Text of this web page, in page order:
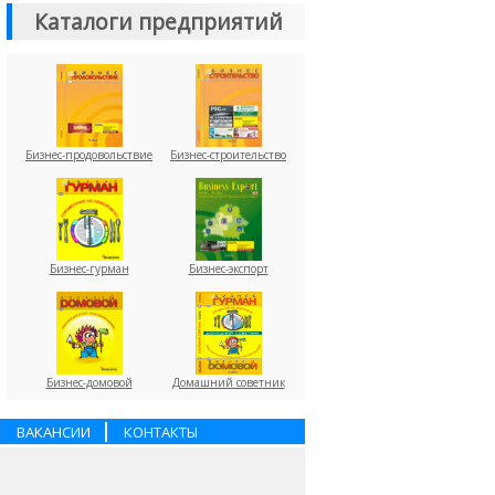
Каталоги предприятий
Бизнес-продовольствие Бизнес-строительство
Бизнес-гурман Бизнес-экспорт
Бизнес-домовой Домашний советник
ВАКАНСИИ КОНТАКТЫ